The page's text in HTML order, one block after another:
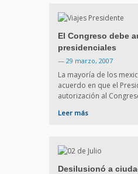
El Congreso debe
presidenciales
— 29 marzo, 2007
La mayoría de los
acuerdo en que el
autorización al
Leer más
Desilusionó a